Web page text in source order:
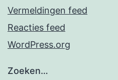
Vermeldingen feed
Reacties feed
WordPress.org
Zoeken…